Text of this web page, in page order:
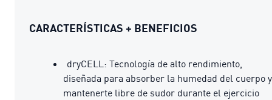
CARACTERÍSTICAS + BENEFICIOS
dryCELL: Tecnología de alto rendimiento,
diseñada para absorber la humedad del cuerpo y
mantenerte libre de sudor durante el ejercicio